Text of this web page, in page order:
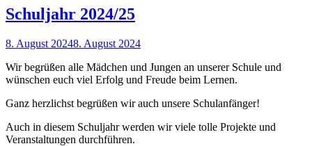
Schuljahr 2024/25
8. August 20248. August 2024
Wir begrüßen alle Mädchen und Jungen an unserer Schule und
wünschen euch viel Erfolg und Freude beim Lernen.
Ganz herzlichst begrüßen wir auch unsere Schulanfänger!
Auch in diesem Schuljahr werden wir viele tolle Projekte und
Veranstaltungen durchführen.